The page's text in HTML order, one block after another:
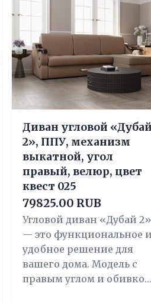
Диван угловой «Дубай
2», ППУ, механизм
выкатной, угол
правый, велюр, цвет
квест 025
79825.00 RUB
Угловой диван «Дубай 2»
— это функциональное и
удобное решение для
вашего дома. Модель с
правым углом и обивко…